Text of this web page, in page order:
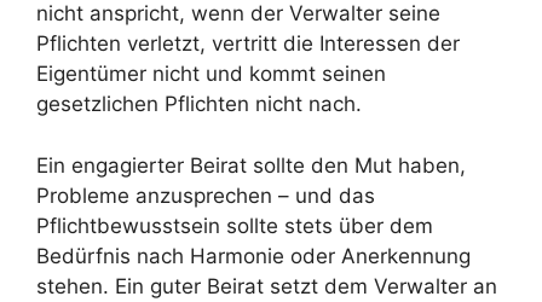
nicht anspricht, wenn der Verwalter seine
Pflichten verletzt, vertritt die Interessen der
Eigentümer nicht und kommt seinen
gesetzlichen Pflichten nicht nach.
Ein engagierter Beirat sollte den Mut haben,
Probleme anzusprechen – und das
Pflichtbewusstsein sollte stets über dem
Bedürfnis nach Harmonie oder Anerkennung
stehen. Ein guter Beirat setzt dem Verwalter an